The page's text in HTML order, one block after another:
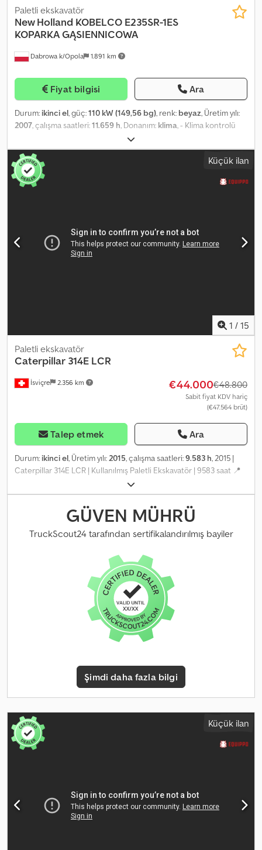
Dabrowa k/Opola 1.891 km
Paletli ekskavatör
New Holland KOBELCO E235SR-1ES
KOPARKA GĄSIENNICOWA
Fiyat bilgisi Ara
Durum: ikinci el, güç:110 kW (149,56 bg), renk: beyaz, Üretim yılı:
2007, çalışma saatleri:11.659 h, Donanım: klima, - Klima kontrolü
Küçük ilan
1 / 15
İsviçre 2.356 km
Paletli ekskavatör
Caterpillar 314E LCR
€44.000€48.800
Sabit fiyat KDV hariç
(€47.564 brüt)
Talep etmek Ara
Durum: ikinci el, Üretim yılı:2015, çalışma saatleri:9.583 h, 2015 |
Caterpillar 314E LCR | Kullanılmış Paletli Ekskavatör | 9583 saat 📍
Konum: İsviçre 🚛 Hedefinize teslimat mevcuttur – Nakliye
maliyetini tahmin etmek için gönderi hesaplama aracımızı kullanın!
Chodpfx Apeyyqmzo Ija 💰 Şimdi 44.000 EUR karşılığında satın alın
veya bir teklif verin. Uygun bir ücret karşılığında teslimatta ödeme
imkanı mevcuttur (onaya tabidir)* 👷‍♂️ Bağımsız bir uzman
eksik ℹ️, 1 adet sorunlu parça ⚠️ 📌 Mühendisin Yorumu: KEPÇE
DAHİL DEĞİLDİR. İyi çalışan bir ekskavatör, motor biraz gürültülü,
Cat Product Link Sistemi, kamera ve Oilquick hızlı bağlantı sistemi
takılı, 1 kepçe, hidrolik yağı seviyesi biraz düşük, iyi motor
performansı, otomatik yağlama sistemi hortumdan biraz yağ
kaçırıyor, döner aktarma organında ve bomun cıvatalarında ve
silindir pimlerinde küçük bir boşluk mevcut. 📄 Tam inceleme
raporunu, ek fotoğrafları veya bir videoyu görmek ister misiniz?
"40585 Equippo" referansı sıklıkla kullanılır. 💡 Bu makine ve
hizmetimizin öne çıkma nedenleri: ✔ Profesyoneller tarafından
kapsamlı inceleme ✔ Şantiyeye teslimat imkanı ✔ Para İade
ekipman seçeneklerini değerlendiriyor musunuz? Tüm ekipman
sahipleri ve operatörleri için kullanışlı araçlar ve kaynaklar
sunuyoruz; bunlar platformumuzda kolayca erişilebilir.
GÜVEN MÜHRÜ
TruckScout24 tarafından sertifikalandırılmış bayiler
Şimdi daha fazla bilgi
Küçük ilan